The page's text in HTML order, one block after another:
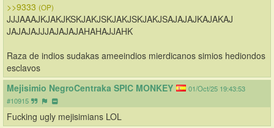
>>9333 (OP)
JJJAAAJKJAKJKSKJAKJSKJAKJSKJAKJSAJAJAJKAJAKAJ
JAJAJAJJJAJAJAJAHAHAJJAHK
Raza de indios sudakas ameeindios mierdicanos simios hediondos
esclavos
Mejisimio NegroCentraka SPIC MONKEY
01/Oct/25 19:43:53
#10915
Fucking ugly mejisimians LOL